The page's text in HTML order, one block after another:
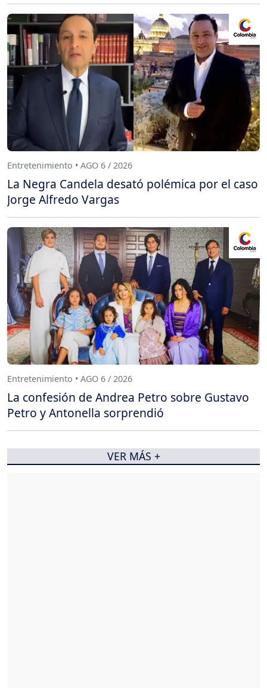
Entretenimiento • AGO 6 / 2026
La Negra Candela desató polémica por el caso
Jorge Alfredo Vargas
Entretenimiento • AGO 6 / 2026
La confesión de Andrea Petro sobre Gustavo
Petro y Antonella sorprendió
VER MÁS +